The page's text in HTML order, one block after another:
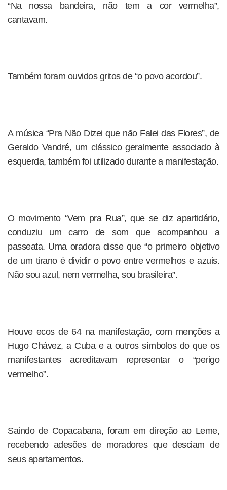
“Na nossa bandeira, não tem a cor vermelha”,
cantavam.
Também foram ouvidos gritos de “o povo acordou”.
A música “Pra Não Dizei que não Falei das Flores”, de
Geraldo Vandré, um clássico geralmente associado à
esquerda, também foi utilizado durante a manifestação.
O movimento “Vem pra Rua”, que se diz apartidário,
conduziu um carro de som que acompanhou a
passeata. Uma oradora disse que “o primeiro objetivo
de um tirano é dividir o povo entre vermelhos e azuis.
Não sou azul, nem vermelha, sou brasileira”.
Houve ecos de 64 na manifestação, com menções a
Hugo Chávez, a Cuba e a outros símbolos do que os
manifestantes acreditavam representar o “perigo
vermelho”.
Saindo de Copacabana, foram em direção ao Leme,
recebendo adesões de moradores que desciam de
seus apartamentos.